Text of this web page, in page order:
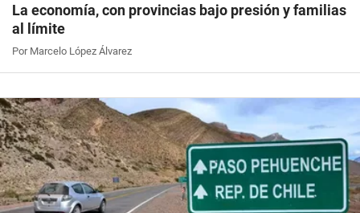
La economía, con provincias bajo presión y familias
al límite
Por Marcelo López Álvarez